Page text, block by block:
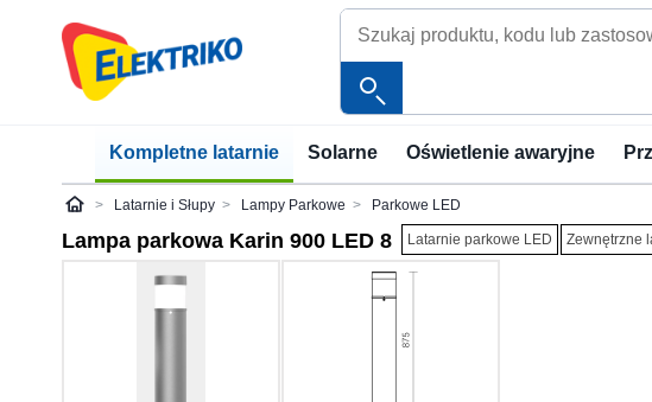
Kompletne latarnie Solarne Oświetlenie awaryjne
ElektrikoLatarnie i Słupy Lampy Parkowe Parkowe LED
Lampa parkowa Karin 900 LED 8 Latarnie parkowe LED Zewnętrzne